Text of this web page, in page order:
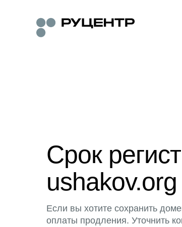
Срок
ushakov.org
Если вы хотите сохранить
оплаты продления. Уточнить